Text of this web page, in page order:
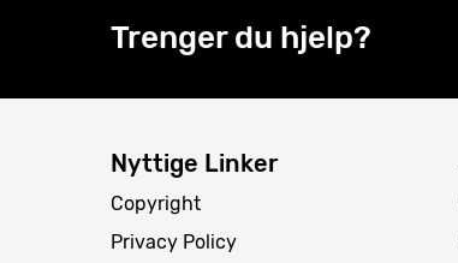
Trenger du hjelp?
Nyttige Linker
Copyright
Privacy Policy